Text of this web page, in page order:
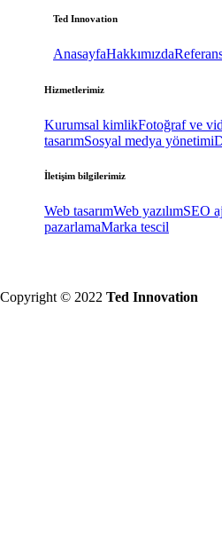
Ted Innovation
AnasayfaHakkımızda
Hizmetlerimiz
Kurumsal kimlikFotoğraf ve
tasarımSosyal medya yönetimi
İletişim bilgilerimiz
Web tasarımWeb yazılımSEO
pazarlamaMarka tescil
Copyright © 2022 Ted Innovation